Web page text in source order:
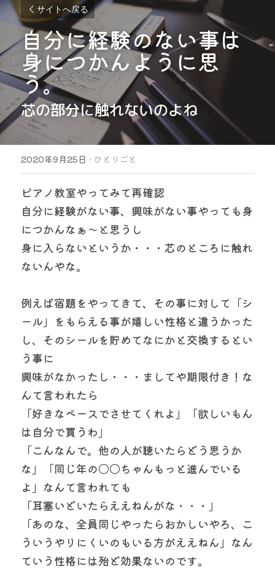
サイトへ戻る
自分に経験のない事は
身につかんように思
う。
芯の部分に触れないのよね
2020年9月25日 · ひとりごと
ピアノ教室やってみて再確認
自分に経験がない事、興味がない事やっても身
につかんなぁ〜と思うし
身に入らないというか・・・芯のところに触れ
ないんやな。
例えば宿題をやってきて、その事に対して「シ
ール」をもらえる事が嬉しい性格と違うかった
し、そのシールを貯めてなにかと交換するとい
う事に
興味がなかったし・・・ましてや期限付き！な
んて言われたら
「好きなペースでさせてくれよ」「欲しいもん
は自分で買うわ」
「こんなんで。他の人が聴いたらどう思うか
な」「同じ年の〇〇ちゃんもっと進んでいる
よ」なんて言われても
「耳塞いどいたらええねんがな・・・」
「あのな、全員同じやったらおかしいやろ、こ
ういうやりにくいのもいる方がええねん」なん
ていう性格には殆ど効果ないのです。